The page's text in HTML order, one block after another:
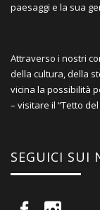
paesaggi e la sua
Attraverso i nostri
della cultura, della
vicina la possibilità
– visitare il “Tetto
SEGUICI SUI